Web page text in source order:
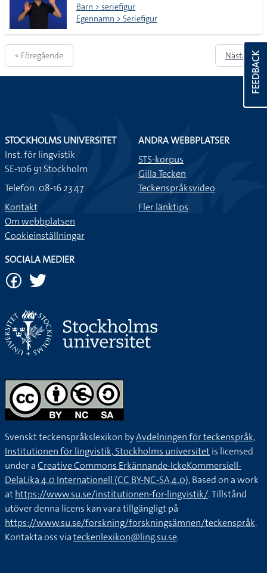
Barn > seriefigur
Egennamn > Seriefigur
« Föregående Nästa » FEEDBACK
STOCKHOLMS UNIVERSITET
Inst. för lingvistik
SE-106 91 Stockholm
Telefon: 08-16 23 47
Kontakt
Om webbplatsen
Cookieinställningar
ANDRA WEBBPLATSER
STS-korpus
Gilla Tecken
Teckenspråksvideo
Fler länktips
SOCIALA MEDIER
Svenskt teckenspråkslexikon byAvdelningen för teckenspråk,
Institutionen för lingvistik, Stockholms universitetis licensed
under aCreative Commons Erkännande-IckeKommersiell-
DelaLika 4.0 Internationell (CC BY-NC-SA 4.0).Based on a work
athttps://www.su.se/institutionen-for-lingvistik/. Tillstånd
utöver denna licens kan vara tillgängligt på
https://www.su.se/forskning/forskningsämnen/teckenspråk.
Kontakta oss viateckenlexikon@ling.su.se.